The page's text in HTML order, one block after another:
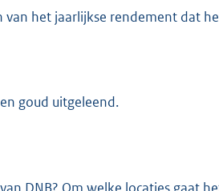
van het jaarlijkse rendement dat
goud uitgeleend.
DNB? Om welke locaties gaat